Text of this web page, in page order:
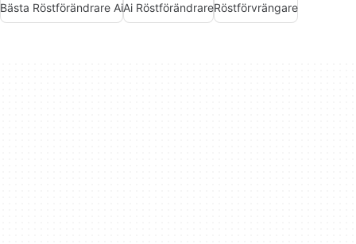
Bästa Röstförändrare AiAi RöstförändrareRöstförvrängare